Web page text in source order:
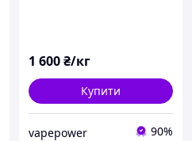
1 600₴/кг
Купити
vapepower 90%